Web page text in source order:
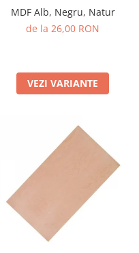
MDF Alb, Negru, Natur
de la 26,00 RON
VEZI VARIANTE